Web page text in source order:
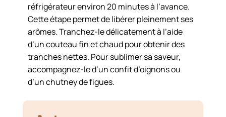
réfrigérateur environ 20 minutes à l’avance.
Cette étape permet de libérer pleinement ses
arômes. Tranchez-le délicatement à l’aide
d’un couteau fin et chaud pour obtenir des
tranches nettes. Pour sublimer sa saveur,
accompagnez-le d’un confit d’oignons ou
d’un chutney de figues.